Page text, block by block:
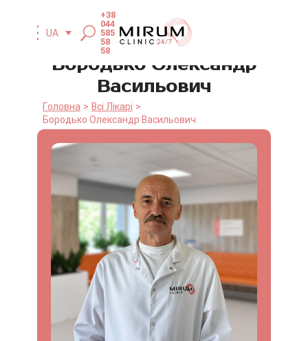
UA
+38
044
585
58
58
Бородько Олександр
Васильович
Головна
Всі Лікарі
Бородько Олександр Васильович